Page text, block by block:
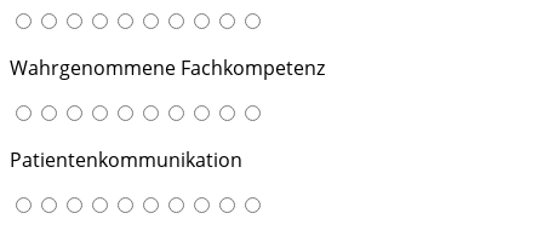
Wahrgenommene Fachkompetenz
Patientenkommunikation